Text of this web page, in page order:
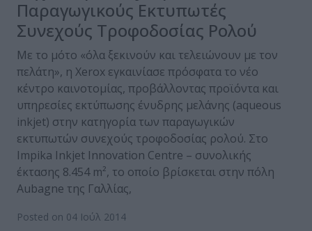
Παραγωγικούς Εκτυπωτές
Συνεχούς Τροφοδοσίας Ρολού
Με το μότο «όλα ξεκινούν και τελειώνουν με τον
πελάτη», η Xerox εγκαινίασε πρόσφατα το νέο
κέντρο καινοτομίας, προβάλλοντας προϊόντα και
υπηρεσίες εκτύπωσης ένυδρης μελάνης (aqueous
inkjet) στην κατηγορία των παραγωγικών
εκτυπωτών συνεχούς τροφοδοσίας ρολού. Στο
Impika Inkjet Innovation Centre – συνολικής
έκτασης 8.454 m², το οποίο βρίσκεται στην πόλη
Aubagne της Γαλλίας,
Posted on 04 Ιούλ 2014